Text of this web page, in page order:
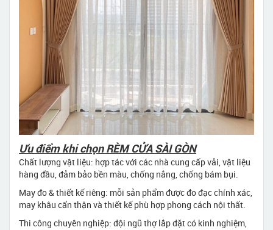
Ưu điểm khi chọn RÈM CỬA SÀI GÒN
Chất lượng vật liệu: hợp tác với các nhà cung cấp vải, vật liệu
hàng đầu, đảm bảo bền màu, chống nắng, chống bám bụi.
May đo & thiết kế riêng: mỗi sản phẩm được đo đạc chính xác,
may khâu cẩn thận và thiết kế phù hợp phong cách nội thất.
Thi công chuyên nghiệp: đội ngũ thợ lắp đặt có kinh nghiệm,